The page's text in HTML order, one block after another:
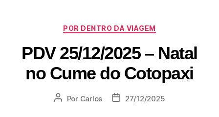
POR DENTRO DA VIAGEM
PDV 25/12/2025 – Natal
no Cume do Cotopaxi
Por Carlos 27/12/2025